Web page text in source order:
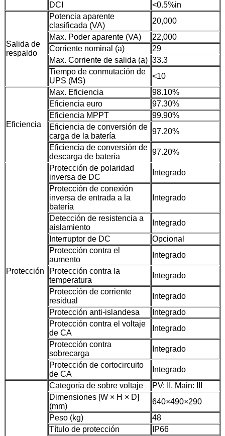
DCI
<0.5%in
Salida de
respaldo
Potencia aparente
clasificada (VA)
20,000
Max. Poder aparente (VA)
22,000
Corriente nominal (a)
29
Max. Corriente de salida (a) 33.3
Tiempo de conmutación de
UPS (MS)
<10
Eficiencia
Max. Eficiencia
98.10%
Eficiencia euro
97.30%
Eficiencia MPPT
99.90%
Eficiencia de conversión de
carga de la batería
97.20%
Eficiencia de conversión de
descarga de batería
97.20%
Protección
Protección de polaridad
inversa de DC
Integrado
Protección de conexión
inversa de entrada a la
batería
Integrado
Detección de resistencia a
aislamiento
Integrado
Interruptor de DC
Opcional
Protección contra el
aumento
Integrado
Protección contra la
temperatura
Integrado
Protección de corriente
residual
Integrado
Protección anti-islandesa
Integrado
Protección contra el voltaje
de CA
Integrado
Protección contra
sobrecarga
Integrado
Protección de cortocircuito
de CA
Integrado
Categoría de sobre voltaje
PV: II, Main: III
Dimensiones [W × H × D]
(mm)
640×490×290
Peso (kg)
48
Título de protección
IP66